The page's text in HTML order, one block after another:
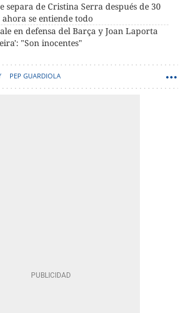
separa de Cristina Serra después de 30
se entiende todo
en defensa del Barça y Joan Laporta
"Son inocentes"
PEP GUARDIOLA